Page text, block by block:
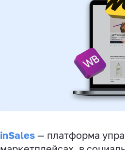
inSales — платформа